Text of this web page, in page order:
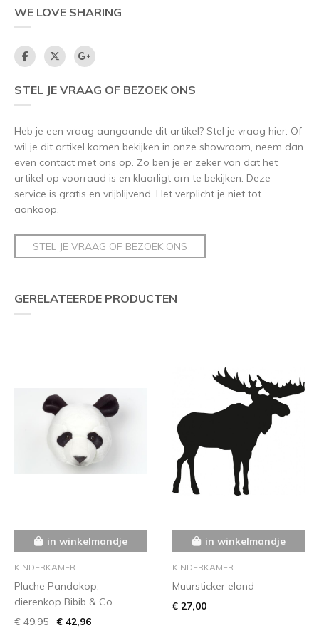
WE LOVE SHARING
STEL JE VRAAG OF BEZOEK ONS
Heb je een vraag aangaande dit artikel? Stel je vraag hier. Of
wil je dit artikel komen bekijken in onze showroom, neem dan
even contact met ons op. Zo ben je er zeker van dat het
artikel op voorraad is en klaarligt om te bekijken. Deze
service is gratis en vrijblijvend. Het verplicht je niet tot
aankoop.
STEL JE VRAAG OF BEZOEK ONS
GERELATEERDE PRODUCTEN
in winkelmandje
KINDERKAMER
Pluche Pandakop,
dierenkop Bibib & Co
€ 49,95
€ 42,96
in winkelmandje
KINDERKAMER
Muursticker eland
€ 27,00